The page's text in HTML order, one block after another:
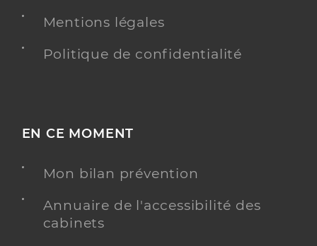
Mentions légales
Politique de confidentialité
EN CE MOMENT
Mon bilan prévention
Annuaire de l'accessibilité des
cabinets